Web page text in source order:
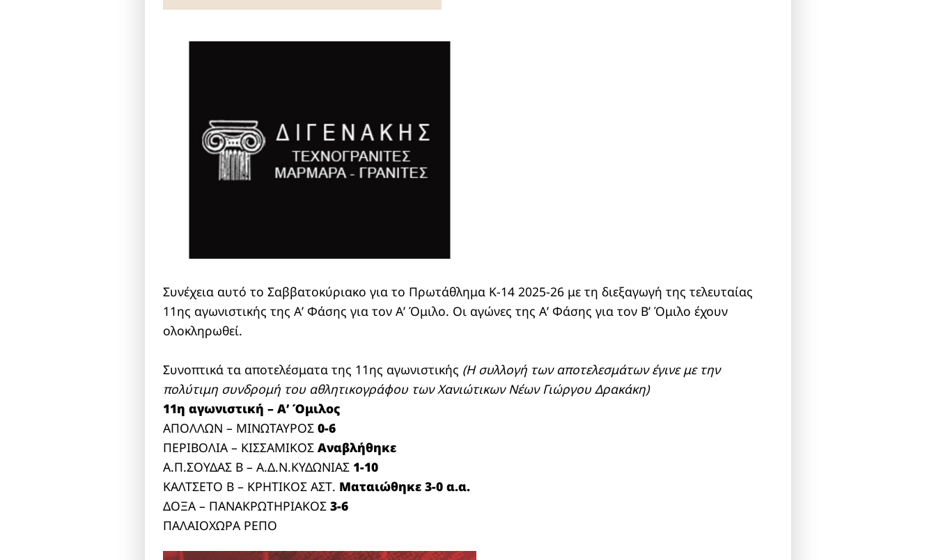
Συνέχεια αυτό το Σαββατοκύριακο για το Πρωτάθλημα Κ-14 2025-26 με τη διεξαγωγή της τελευταίας
11ης αγωνιστικής της Α’ Φάσης για τον Α’ Όμιλο. Οι αγώνες της Α’ Φάσης για τον Β’ Όμιλο έχουν
ολοκληρωθεί.
Συνοπτικά τα αποτελέσματα της 11ης αγωνιστικής (Η συλλογή των αποτελεσμάτων έγινε με την
πολύτιμη συνδρομή του αθλητικογράφου των Χανιώτικων Νέων Γιώργου Δρακάκη)
11η αγωνιστική – Α’ Όμιλος
ΑΠΟΛΛΩΝ – ΜΙΝΩΤΑΥΡΟΣ0-6
ΠΕΡΙΒΟΛΙΑ – ΚΙΣΣΑΜΙΚΟΣΑναβλήθηκε
Α.Π.ΣΟΥΔΑΣ Β – Α.Δ.Ν.ΚΥΔΩΝΙΑΣ 1-10
ΚΑΛΤΣΕΤΟ Β – ΚΡΗΤΙΚΟΣ ΑΣΤ. Ματαιώθηκε 3-0 α.α.
ΔΟΞΑ – ΠΑΝΑΚΡΩΤΗΡΙΑΚΟΣ3-6
ΠΑΛΑΙΟΧΩΡΑ ΡΕΠΟ